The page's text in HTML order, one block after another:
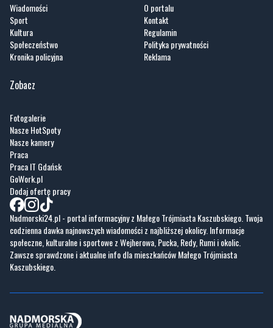
Wiadomości
Sport
Kultura
Społeczeństwo
Kronika policyjna
O portalu
Kontakt
Regulamin
Polityka prywatności
Reklama
Zobacz
Fotogalerie
Nasze HotSpoty
Nasze kamery
Praca
Praca IT Gdańsk
GoWork.pl
Dodaj ofertę pracy
Nadmorski24.pl - portal informacyjny z Małego Trójmiasta Kaszubskiego. Twoja
codzienna dawka najnowszych wiadomości z najbliższej okolicy. Informacje
społeczne, kulturalne i sportowe z Wejherowa, Pucka, Redy, Rumi i okolic.
Zawsze sprawdzone i aktualne info dla mieszkańców Małego Trójmiasta
Kaszubskiego.